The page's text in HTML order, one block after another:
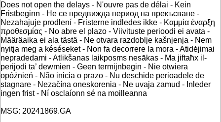
Does not open the delays - N'ouvre pas de délai - Kein
Fristbeginn - Не се предвижда период на прекъсване -
Nezahajuje prodlení - Fristerne indledes ikke - Καμμία έναρξη
προθεσμίας - No abre el plazo - Viivituste perioodi ei avata -
Määräaika ei ala tästä - Ne otvara razdoblje kašnjenja - Nem
nyitja meg a késéseket - Non fa decorrere la mora - Atidėjimai
nepradedami - Atlikšanas laikposms nesākas - Ma jiftaħx il-
perijodi ta’ dewmien - Geen termijnbegin - Nie otwiera
opóźnień - Não inicia o prazo - Nu deschide perioadele de
stagnare - Nezačína oneskorenia - Ne uvaja zamud - Inleder
ingen frist - Ní osclaíonn sé na moilleanna
MSG: 20241869.GA